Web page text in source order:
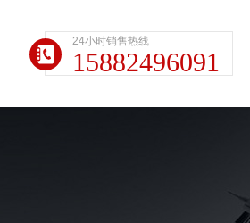
24小时销售热线
15882496091